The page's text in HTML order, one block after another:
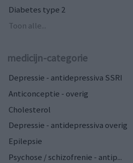
Diabetes type 2
Toon alle...
medicijn-categorie
Depressie - antidepressiva SSRI
Anticonceptie - overig
Cholesterol
Depressie - antidepressiva overig
Epilepsie
Psychose / schizofrenie - antip...